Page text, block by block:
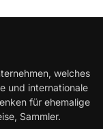
welches
und internationale
für ehemalige
Sammler.